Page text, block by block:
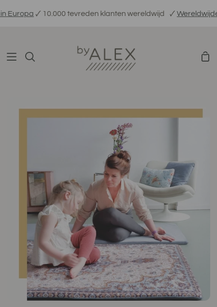
naar
🗸 10.000 tevreden klanten wereldwijd 🗸Wereldwijde
Zoeken